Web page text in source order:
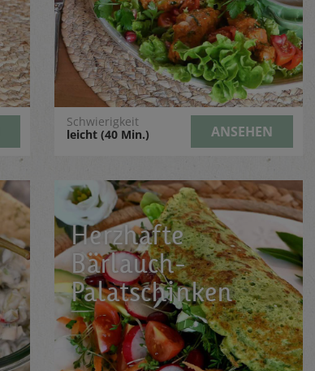
Schwierigkeit
leicht (40 Min.)
ANSEHEN
Herzhafte
Bärlauch-
Palatschinken